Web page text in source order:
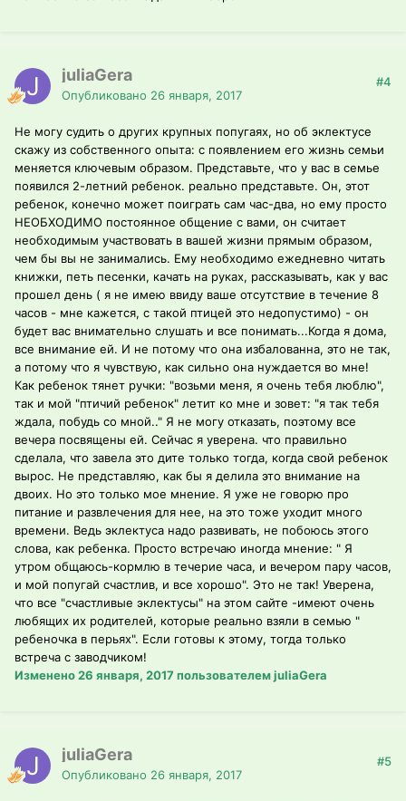
juliaGera
Опубликовано 26 января, 2017
#4
Не могу судить о других крупных попугаях, но об эклектусе
скажу из собственного опыта: с появлением его жизнь семьи
меняется ключевым образом. Представьте, что у вас в семье
появился 2-летний ребенок. реально представьте. Он, этот
ребенок, конечно может поиграть сам час-два, но ему просто
НЕОБХОДИМО постоянное общение с вами, он считает
необходимым участвовать в вашей жизни прямым образом,
чем бы вы не занимались. Ему необходимо ежедневно читать
книжки, петь песенки, качать на руках, рассказывать, как у вас
прошел день ( я не имею ввиду ваше отсутствие в течение 8
часов - мне кажется, с такой птицей это недопустимо) - он
будет вас внимательно слушать и все понимать...Когда я дома,
все внимание ей. И не потому что она избалованна, это не так,
а потому что я чувствую, как сильно она нуждается во мне!
Как ребенок тянет ручки: "возьми меня, я очень тебя люблю",
так и мой "птичий ребенок" летит ко мне и зовет: "я так тебя
ждала, побудь со мной.." Я не могу отказать, поэтому все
вечера посвящены ей. Сейчас я уверена. что правильно
сделала, что завела это дите только тогда, когда свой ребенок
вырос. Не представляю, как бы я делила это внимание на
двоих. Но это только мое мнение. Я уже не говорю про
питание и развлечения для нее, на это тоже уходит много
времени. Ведь эклектуса надо развивать, не побоюсь этого
слова, как ребенка. Просто встречаю иногда мнение: " Я
утром общаюсь-кормлю в течерие часа, и вечером пару часов,
и мой попугай счастлив, и все хорошо". Это не так! Уверена,
что все "счастливые эклектусы" на этом сайте -имеют очень
любящих их родителей, которые реально взяли в семью "
ребеночка в перьях". Если готовы к этому, тогда только
встреча с заводчиком!
Изменено26 января, 2017 пользователем juliaGera
juliaGera
Опубликовано 26 января, 2017
#5